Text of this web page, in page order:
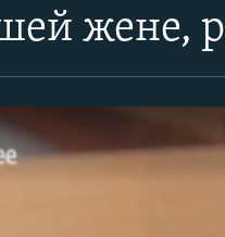
жене,